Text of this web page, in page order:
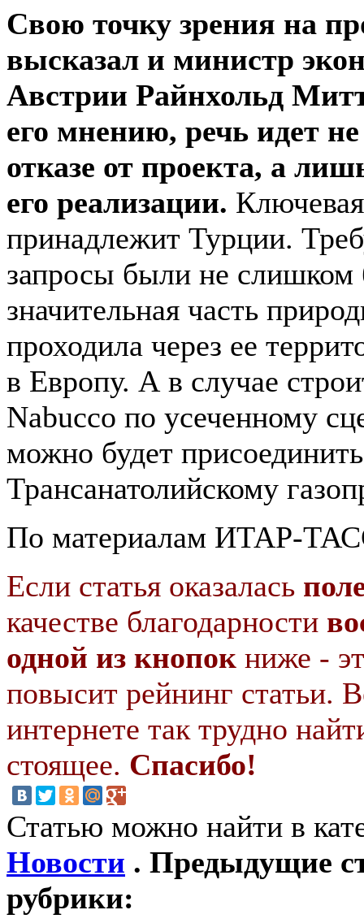
Свою точку зрения на
высказал и министр
Австрии Райнхольд
его мнению, речь идет
отказе от проекта, а
его реализации.
принадлежит Турции.
запросы были не
значительная часть
проходила через ее
в Европу. А в случае
Nabuccо по усеченному
можно будет
Трансанатолийскому
По материалам ИТАР-
Если статья оказалась
качестве благодарности
одной из кнопок ниже -
повысит рейнинг статьи.
интернете так трудно
стоящее. Спасибо!
Статью можно найти в
Новости . Предыдущие
рубрики: